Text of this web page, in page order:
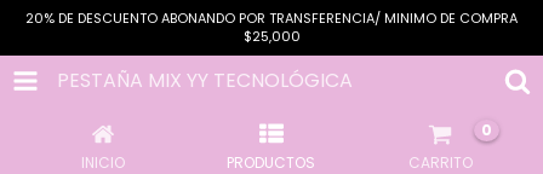
20% DE DESCUENTO ABONANDO POR TRANSFERENCIA/ MINIMO DE COMPRA
$25,000
PESTAÑA MIX YY TECNOLÓGICA
INICIO PRODUCTOS CARRITO
0